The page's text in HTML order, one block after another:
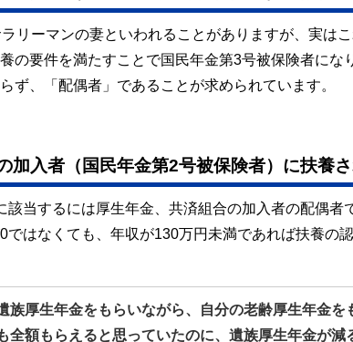
リーマンの妻といわれることがありますが、実は
の要件を満たすことで国民年金第3号被保険者に
ず、「配偶者」であることが求められています。
加入者（国民年金第2号被保険者）に扶養
該当するには厚生年金、共済組合の加入者の配偶
ではなくても、年収が130万円未満であれば扶養の
族厚生年金をもらいながら、自分の老齢厚生年金
全額もらえると思っていたのに、遺族厚生年金が減